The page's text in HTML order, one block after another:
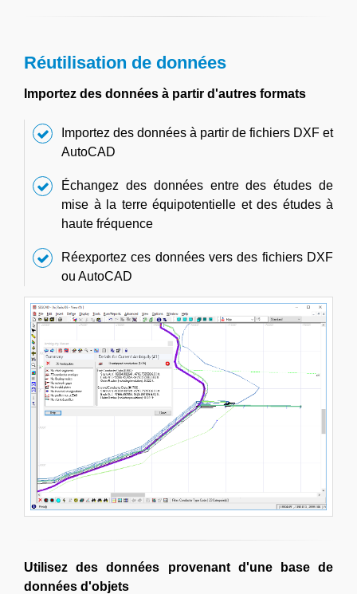
Réutilisation de données
Importez des données à partir d'autres formats
Importez des données à partir de fichiers DXF et
AutoCAD
Échangez des données entre des études de
mise à la terre équipotentielle et des études à
haute fréquence
Réexportez ces données vers des fichiers DXF
ou AutoCAD
Utilisez des données provenant d'une base de
données d'objets